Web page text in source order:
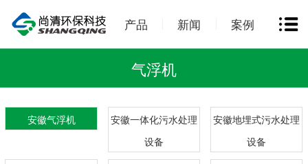
产品 新闻 案例
气浮机
安徽气浮机
安徽一体化污水处理
设备
安徽地埋式污水处理
设备